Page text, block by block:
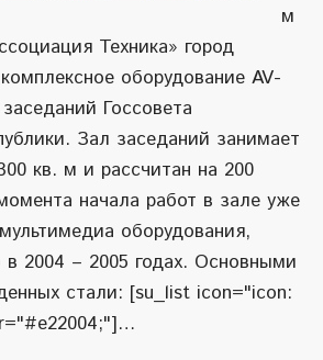
м
Техника» город
оборудование AV-
Госсовета
Зал заседаний занимает
кв. м и рассчитан на 200
начала работ в зале уже
оборудования,
в 2004 – 2005 годах. Основными
стали: [su_list icon="icon: